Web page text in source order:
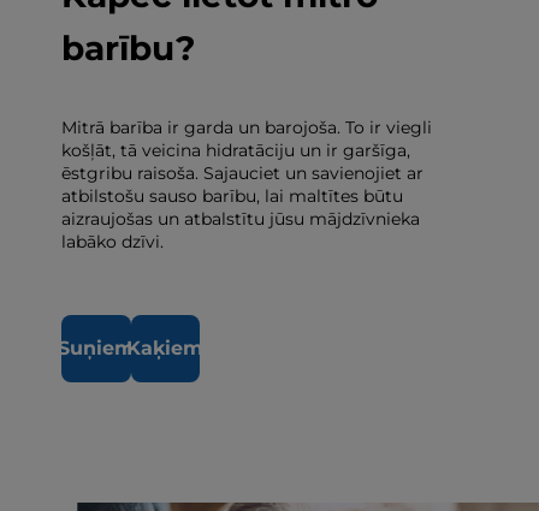
barību?
Mitrā barība ir garda un barojoša. To ir viegli
košļāt, tā veicina hidratāciju un ir garšīga,
ēstgribu raisoša. Sajauciet un savienojiet ar
atbilstošu sauso barību, lai maltītes būtu
aizraujošas un atbalstītu jūsu mājdzīvnieka
labāko dzīvi.
SuņiemKaķiem